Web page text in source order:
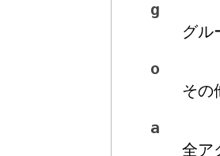
g
グル
o
その
a
全ア